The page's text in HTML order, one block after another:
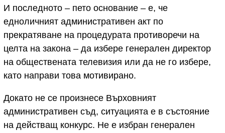
И последното – пето основание – е, че
едноличният административен акт по
прекратяване на процедурата противоречи на
целта на закона – да избере генерален директор
на обществената телевизия или да не го избере,
като направи това мотивирано.
Докато не се произнесе Върховният
административен съд, ситуацията е в състояние
на действащ конкурс. Не е избран генерален